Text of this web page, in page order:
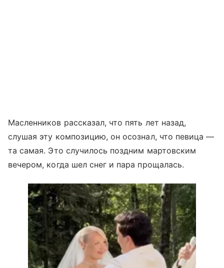
Масленников рассказал, что пять лет назад,
слушая эту композицию, он осознал, что певица —
та самая. Это случилось поздним мартовским
вечером, когда шел снег и пара прощалась.